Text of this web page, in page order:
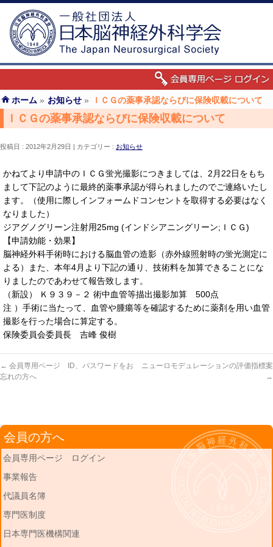
ホーム » お知らせ » ＩＣＧの薬事承認ならびに保険収載について
ＩＣＧの薬事承認ならびに保険収載について
投稿日 : 2012年2月29日 カテゴリー : お知らせ
かねてより申請中のＩＣＧ蛍光撮影につきましては、2月22日をもち
まして下記のように最終的薬事承認が得られましたのでご連絡いたし
ます。（使用に際しインフォームドコンセントを取得する必要はなく
なりました）
ジアグノグリーン注射用25mg (インドシアニングリーン;ＩＣＧ)
【申請効能・効果】
脳神経外科手術時における脳血管の造影（赤外線照射時の蛍光測定に
よる）また、本年4月より下記の通り、技術料を加算できることにな
りましたのであわせて報告致します。
（新設） Ｋ９３９－２ 術中血管等描出撮影加算 500点
注 ）手術に当たって、血管や腫瘍等を確認するために薬剤を用い血管
撮影を行った場合に算定する。
保険委員会委員長 吉峰 俊樹
← 会員専用ページ ID、パスワードをお
忘れの方へ
ニューロモデュレーションの評価指標案
→
会員の方へ
会員専用ページ ログイン
事業報告
代議員名簿
専門医制度
日本専門医機構関連